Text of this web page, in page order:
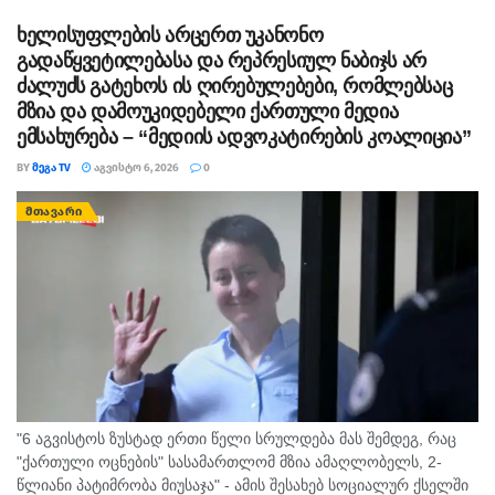
ხელისუფლების არცერთ უკანონო
გადაწყვეტილებასა და რეპრესიულ ნაბიჯს არ
ძალუძს გატეხოს ის ღირებულებები, რომლებსაც
მზია და დამოუკიდებელი ქართული მედია
ემსახურება – “მედიის ადვოკატირების კოალიცია”
BYᲛᲔᲒᲐ TV ᲐᲒᲕᲘᲡᲢᲝ 6, 2026 0
ᲛᲗᲐᲕᲐᲠᲘ
"6 აგვისტოს ზუსტად ერთი წელი სრულდება მას შემდეგ, რაც
"ქართული ოცნების" სასამართლომ მზია ამაღლობელს, 2-
წლიანი პატიმრობა მიუსაჯა" - ამის შესახებ სოციალურ ქსელში